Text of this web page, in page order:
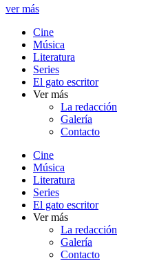
ver más
Cine
Música
Literatura
Series
El gato escritor
Ver más
La redacción
Galería
Contacto
Cine
Música
Literatura
Series
El gato escritor
Ver más
La redacción
Galería
Contacto